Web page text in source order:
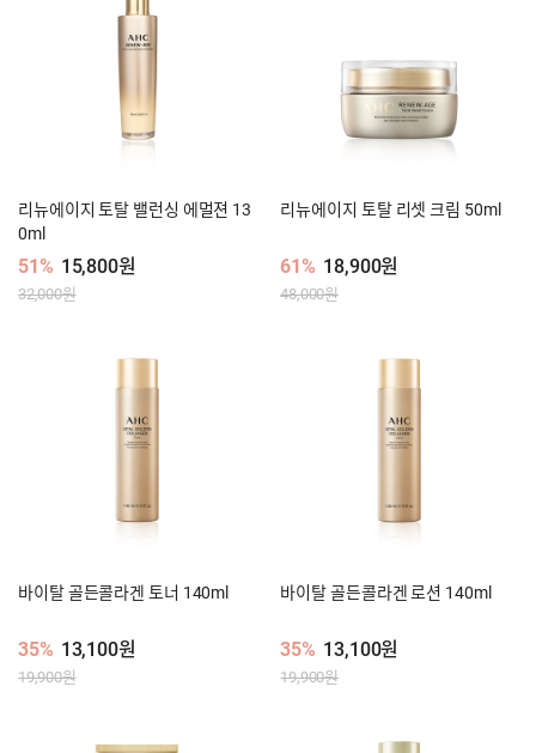
리뉴에이지 토탈 밸런싱 에멀젼 13
0ml
51% 15,800원
32,000원
리뉴에이지 토탈 리셋 크림 50ml
61% 18,900원
48,000원
바이탈 골든콜라겐 토너 140ml
35% 13,100원
19,900원
바이탈 골든콜라겐 로션 140ml
35% 13,100원
19,900원